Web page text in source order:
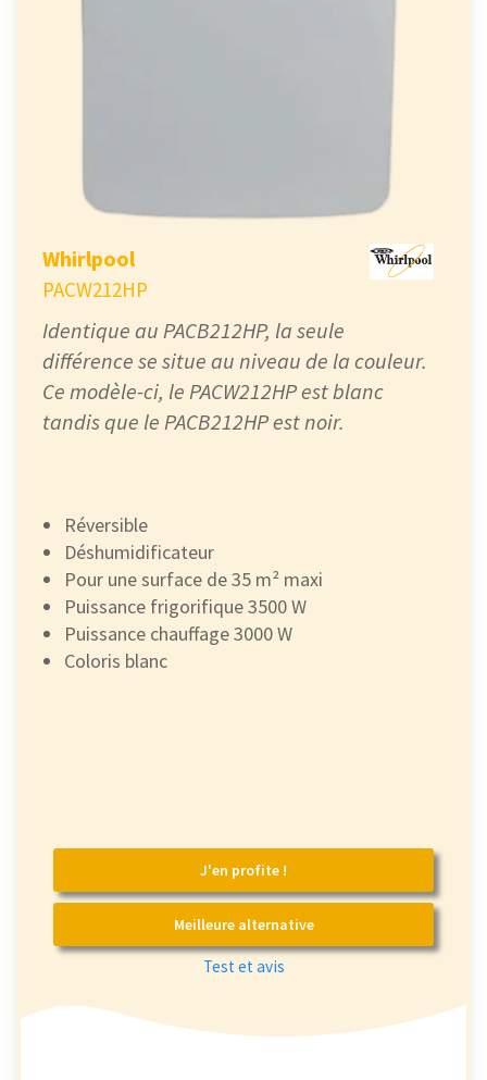
Whirlpool
PACW212HP
Identique au PACB212HP, la seule
différence se situe au niveau de la couleur.
Ce modèle-ci, le PACW212HP est blanc
tandis que le PACB212HP est noir.
Réversible
Déshumidificateur
Pour une surface de 35 m² maxi
Puissance frigorifique 3500 W
Puissance chauffage 3000 W
Coloris blanc
J'en profite !
Meilleure alternative
Test et avis